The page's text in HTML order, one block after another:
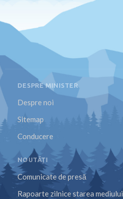
DESPRE MINISTER
Despre noi
Sitemap
Conducere
NOUTĂȚI
Comunicate de presă
Rapoarte zilnice starea mediului